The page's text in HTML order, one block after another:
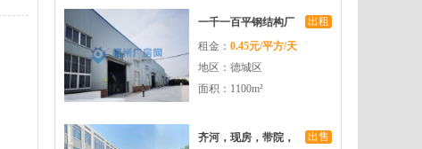
一千一百平钢结构厂
房可租可售
出租
租金： 0.45元/平方/天
地区：德城区
面积：1100m²
齐河，现房，带院，
出售